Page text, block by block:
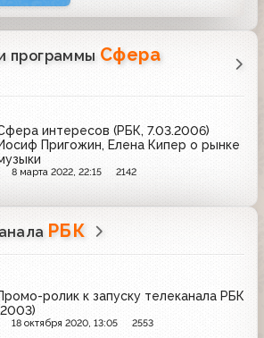
программы Сфера
интересов (РБК, 7.03.2006)
Пригожин, Елена Кипер о рынке
8 марта 2022, 22:15 2142
РБК
ролик к запуску телеканала РБК
18 октября 2020, 13:05 2553